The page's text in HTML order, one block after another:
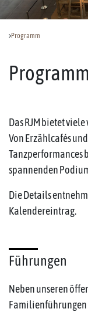
Programm
Programm
Das RJM bietet
Von Erzählcafés
Tanzperformances
spannenden
Die Details
Kalendereintrag.
Führungen
Neben unseren
Familienführungen